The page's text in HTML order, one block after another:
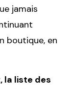
jamais
boutique, en
la liste des